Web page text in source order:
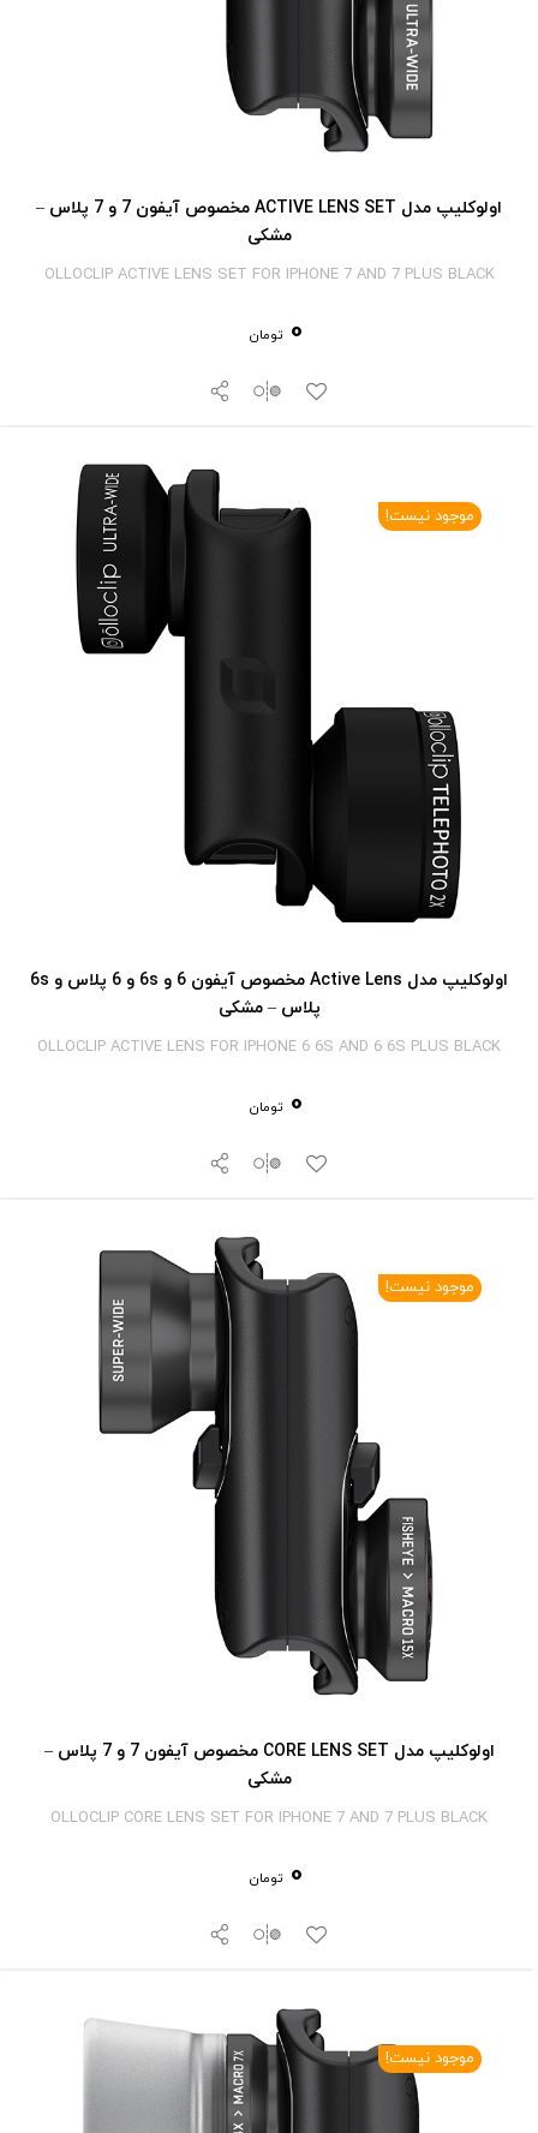
اولوکلیپ مدل ACTIVE LENS SET مخصوص آیفون 7 و 7 پلاس –
مشکی
OLLOCLIP ACTIVE LENS SET FOR IPHONE 7 AND 7 PLUS BLACK
0 تومان
موجود نیست!
اولوکلیپ مدل Active Lens مخصوص آیفون 6 و 6s و 6 پلاس و 6s
پلاس – مشکی
OLLOCLIP ACTIVE LENS FOR IPHONE 6 6S AND 6 6S PLUS BLACK
0 تومان
موجود نیست!
اولوکلیپ مدل CORE LENS SET مخصوص آیفون 7 و 7 پلاس –
مشکی
OLLOCLIP CORE LENS SET FOR IPHONE 7 AND 7 PLUS BLACK
0 تومان
موجود نیست!